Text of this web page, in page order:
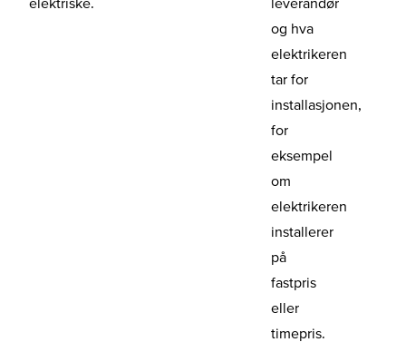
og hva
elektrikeren
tar for
installasjonen,
for
eksempel
om
elektrikeren
installerer
på
fastpris
eller
timepris.